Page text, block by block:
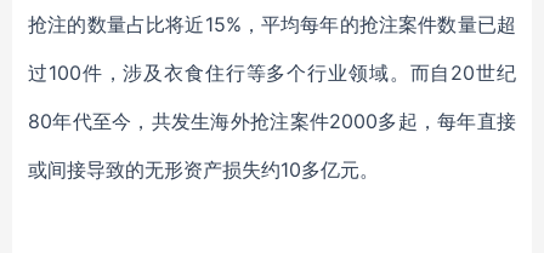
抢注的数量占比将近15%，平均每年的抢注案件数量已超
过100件，涉及衣食住行等多个行业领域。而自20世纪
80年代至今，共发生海外抢注案件2000多起，每年直接
或间接导致的无形资产损失约10多亿元。